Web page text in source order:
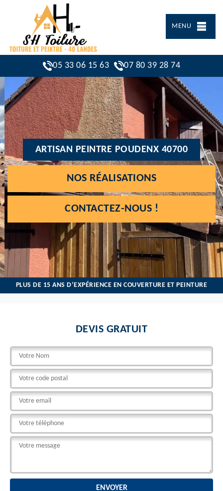
MENU
05 33 06 15 63 07 80 39 28 74
ARTISAN PEINTRE POUDENX 40700
NOS RÉALISATIONS
CONTACTEZ-NOUS !
PLUS DE 15 ANS D’EXPÉRIENCE EN COUVERTURE ET PEINTURE
DEVIS GRATUIT